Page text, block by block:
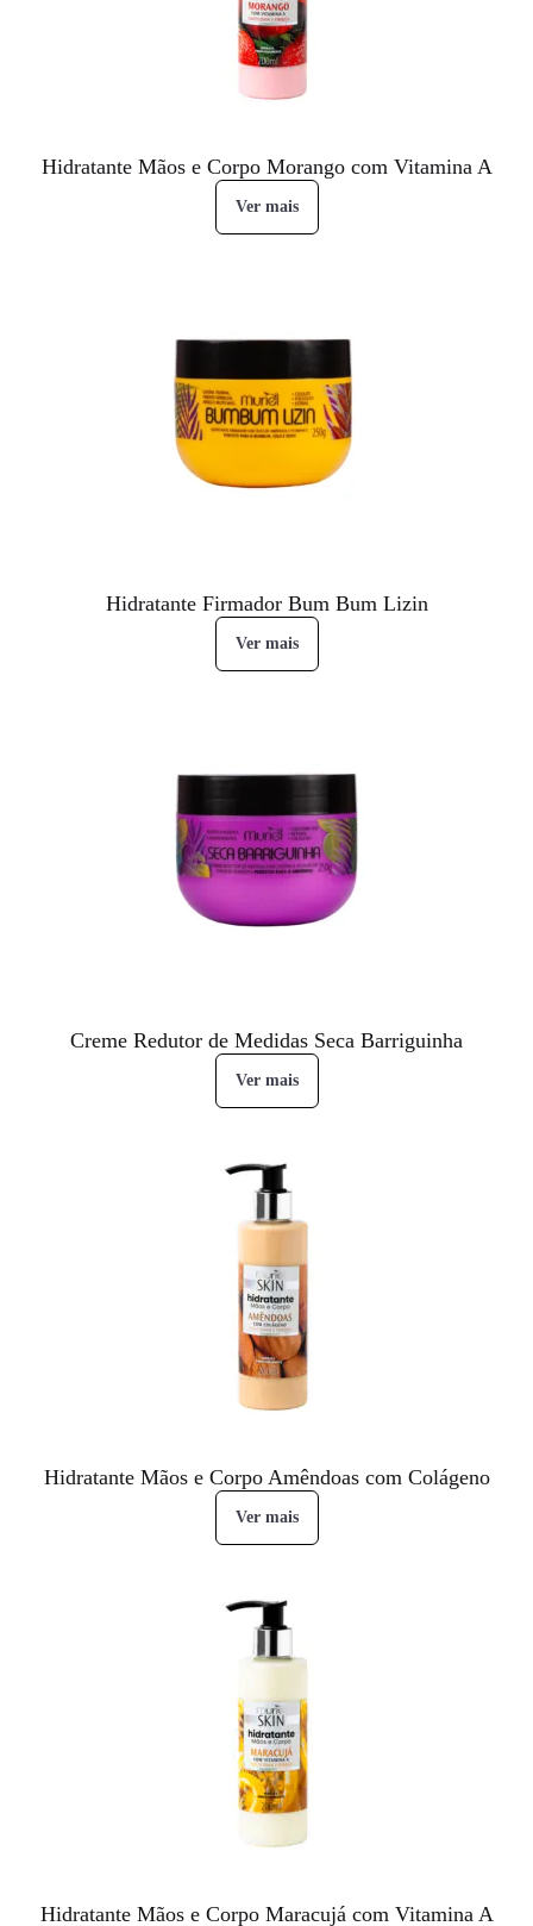
Hidratante Mãos e Corpo Morango com Vitamina A
Ver mais
Hidratante Firmador Bum Bum Lizin
Ver mais
Creme Redutor de Medidas Seca Barriguinha
Ver mais
Hidratante Mãos e Corpo Amêndoas com Colágeno
Ver mais
Hidratante Mãos e Corpo Maracujá com Vitamina A